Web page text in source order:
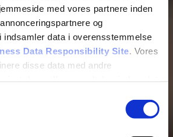
med vores partnere inden
og
indsamler data i overensstemmelse
Data Responsibility Site . Vores
disse data med andre